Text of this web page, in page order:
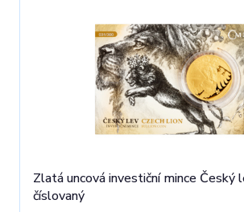
Zlatá uncová investiční mince
číslovaný